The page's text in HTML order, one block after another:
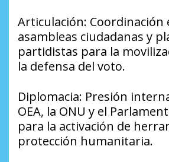
​Articulación: Coordinación
asambleas ciudadanas y
partidistas para la
la defensa del voto.
​Diplomacia: Presión
OEA, la ONU y el
para la activación de
protección humanitaria.